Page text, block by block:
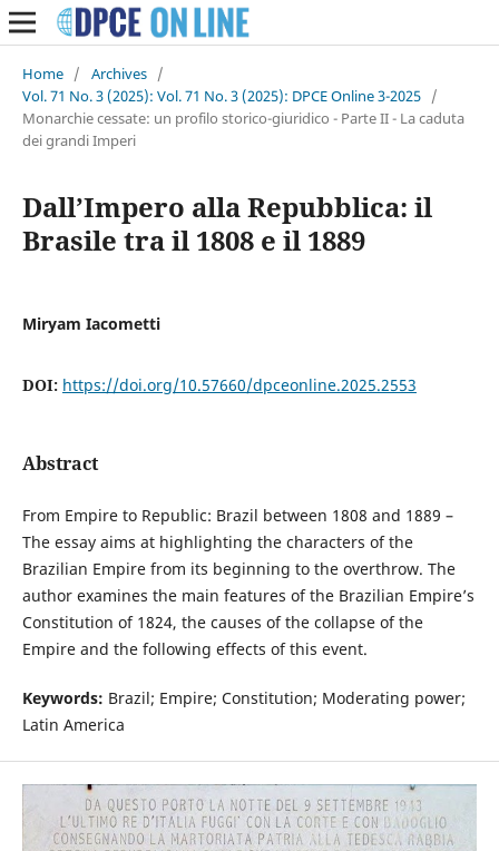
Home / Archives /
Vol. 71 No. 3 (2025): Vol. 71 No. 3 (2025): DPCE Online 3-2025 /
Monarchie cessate: un profilo storico-giuridico - Parte II - La caduta
dei grandi Imperi
Dall’Impero alla Repubblica: il
Brasile tra il 1808 e il 1889
Miryam Iacometti
DOI: https://doi.org/10.57660/dpceonline.2025.2553
Abstract
From Empire to Republic: Brazil between 1808 and 1889 –
The essay aims at highlighting the characters of the
Brazilian Empire from its beginning to the overthrow. The
author examines the main features of the Brazilian Empire’s
Constitution of 1824, the causes of the collapse of the
Empire and the following effects of this event.
Keywords: Brazil; Empire; Constitution; Moderating power;
Latin America